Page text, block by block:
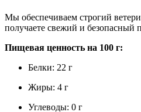
Мы обеспечиваем строгий
получаете свежий и безопасный
Пищевая ценность на 100 г:
Белки: 22 г
Жиры: 4 г
Углеводы: 0 г